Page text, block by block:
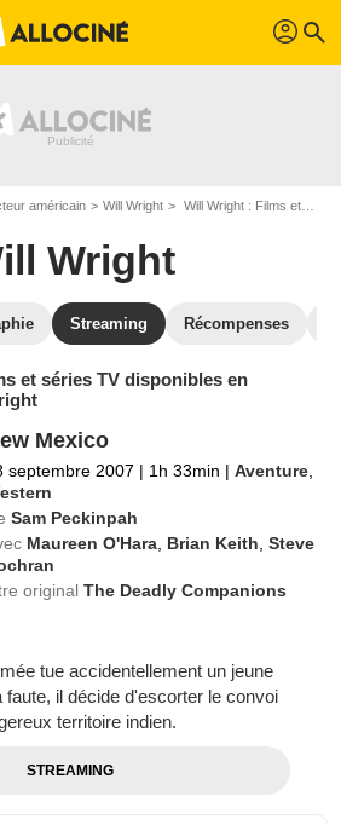
profil search
américain Will Wright Will Wright : Films et séries online
Wright
Streaming Récompenses
et séries TV disponibles en
Mexico
septembre 2007 | 1h 33min | Aventure
Sam Peckinpah
Maureen O'Hara Brian Keith ,Steve
originalThe Deadly Companions
tue accidentellement un jeune
il décide d'escorter le convoi
territoire indien.
STREAMING